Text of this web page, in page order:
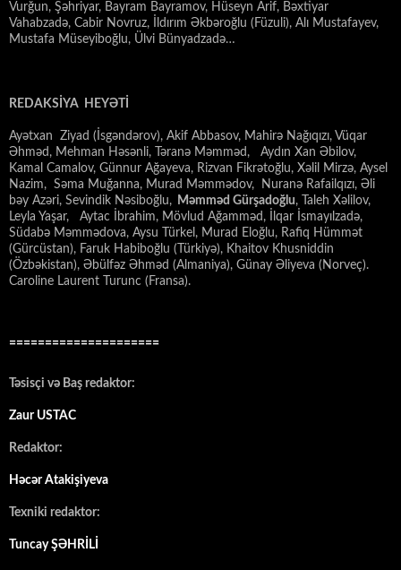
Vurğun, Şəhriyar, Bayram Bayramov, Hüseyn Arif, Bəxtiyar
Vahabzadə, Cabir Novruz, İldırım Əkbəroğlu (Füzuli), Alı Mustafayev,
Mustafa Müseyiboğlu, Ülvi Bünyadzadə…
REDAKSİYA HEYƏTİ
Ayətxan Ziyad (İsgəndərov), Akif Abbasov, Mahirə Nağıqızı, Vüqar
Əhməd, Mehman Həsənli, Təranə Məmməd, Aydın Xan Əbilov,
Kamal Camalov, Günnur Ağayeva, Rizvan Fikrətoğlu, Xəlil Mirzə, Aysel
Nazim, Səma Muğanna, Murad Məmmədov, Nuranə Rafailqızı, Əli
bəy Azəri, Sevindik Nəsiboğlu, Məmməd Gürşadoğlu, Taleh Xəlilov,
Leyla Yaşar, Aytac İbrahim, Mövlud Ağamməd, İlqar İsmayılzadə,
Südabə Məmmədova, Aysu Türkel, Murad Eloğlu, Rafiq Hümmət
(Gürcüstan), Faruk Habiboğlu (Türkiyə), Khaitov Khusniddin
(Özbəkistan), Əbülfəz Əhməd (Almaniya), Günay Əliyeva (Norveç).
Caroline Laurent Turunc (Fransa).
=====================
Təsisçi və Baş redaktor:
Zaur USTAC
Redaktor:
Həcər Atakişiyeva
Texniki redaktor:
Tuncay ŞƏHRİLİ